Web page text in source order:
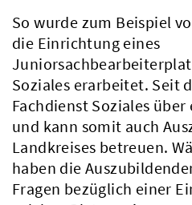
So wurde zum Beispiel
die Einrichtung eines
Soziales erarbeitet. Seit
Fachdienst Soziales
und kann somit auch
Landkreises betreuen.
haben die
Fragen bezüglich einer